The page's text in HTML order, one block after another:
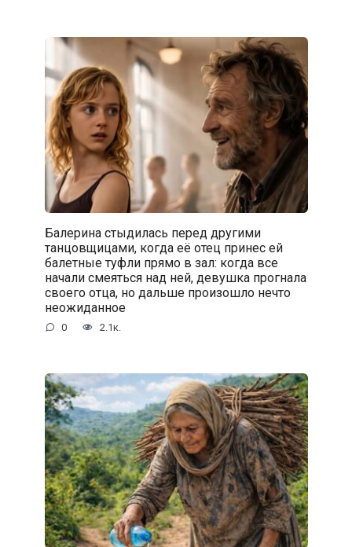
Балерина стыдилась перед другими
танцовщицами, когда её отец принес ей
балетные туфли прямо в зал: когда все
начали смеяться над ней, девушка прогнала
своего отца, но дальше произошло нечто
неожиданное
0 2.1к.